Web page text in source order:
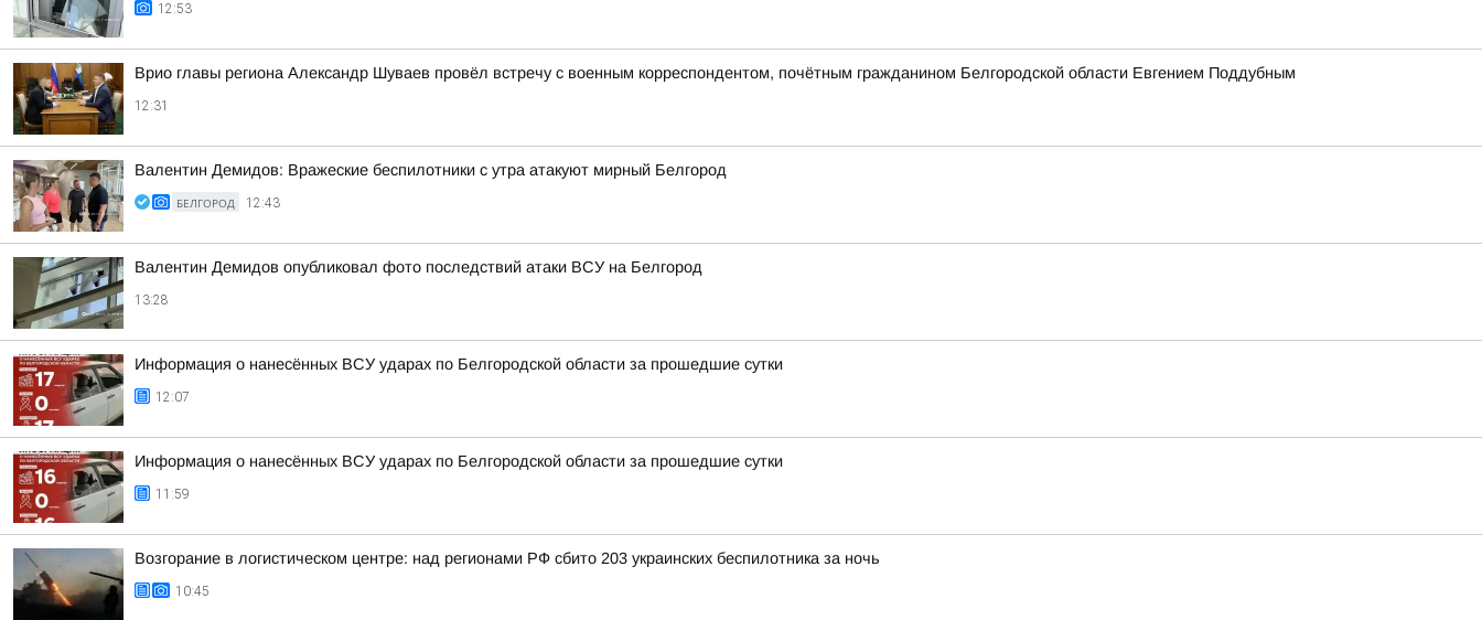
12:53
Врио главы региона Александр Шуваев провёл встречу с военным корреспондентом, почётным гражданином Белгородской области Евгением Поддубным
12:31
Валентин Демидов: Вражеские беспилотники с утра атакуют мирный Белгород
БЕЛГОРОД 12:43
Валентин Демидов опубликовал фото последствий атаки ВСУ на Белгород
13:28
Информация о нанесённых ВСУ ударах по Белгородской области за прошедшие сутки
12:07
Информация о нанесённых ВСУ ударах по Белгородской области за прошедшие сутки
11:59
Возгорание в логистическом центре: над регионами РФ сбито 203 украинских беспилотника за ночь
10:45